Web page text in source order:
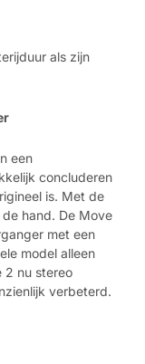
als zijn
een
concluderen
is. Met de
hand. De Move
met een
model alleen
2 nu stereo
verbeterd.